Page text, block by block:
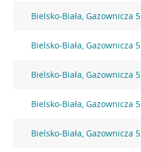
Bielsko-Biała, Gazownicza 5
Bielsko-Biała, Gazownicza 5
Bielsko-Biała, Gazownicza 5
Bielsko-Biała, Gazownicza 5
Bielsko-Biała, Gazownicza 5